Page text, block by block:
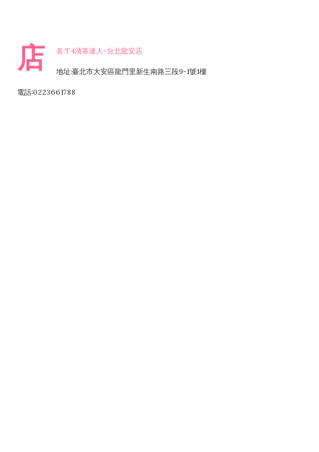
店 名:T4清茶達人-台北龍安店
地址:臺北市大安區龍門里新生南路三段9-1號1樓
電話:0223661788